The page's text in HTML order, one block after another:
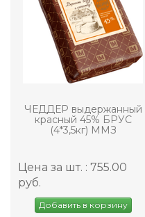
ЧЕДДЕР выдержанный
красный 45% БРУС
(4*3,5кг) ММЗ
Цена за шт. : 755.00
руб.
Добавить в корзину